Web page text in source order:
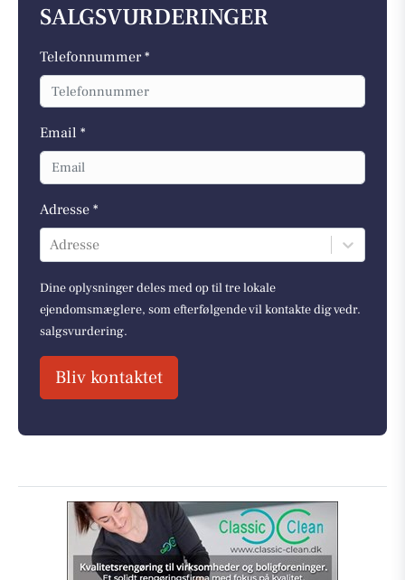
SALGSVURDERINGER
Telefonnummer *
Email *
Adresse *
Adresse
Dine oplysninger deles med op til tre lokale
ejendomsmæglere, som efterfølgende vil kontakte dig vedr.
salgsvurdering.
Bliv kontaktet